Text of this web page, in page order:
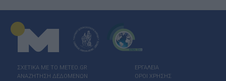
ΣΧΕΤΙΚΑ ΜΕ ΤΟ ΜΕΤΕΟ.GR
ΑΝΑΖΗΤΗΣΗ ΔΕΔΟΜΕΝΩΝ
ΕΡΓΑΛΕΙΑ
ΟΡΟΙ ΧΡΗΣΗΣ